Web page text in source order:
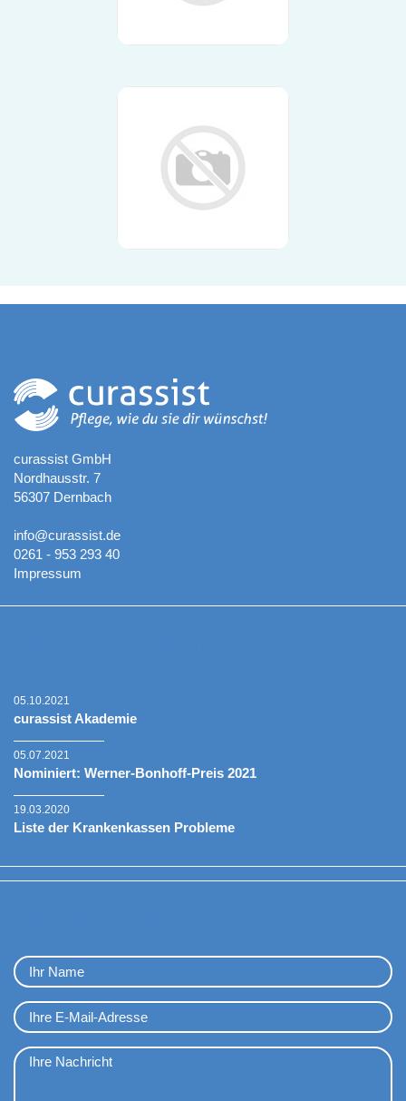
curassist GmbH
Nordhausstr. 7
56307 Dernbach
info@curassist.de
0261 - 953 293 40
Impressum
05.10.2021
curassist Akademie
05.07.2021
Nominiert: Werner-Bonhoff-Preis 2021
19.03.2020
Liste der Krankenkassen Probleme